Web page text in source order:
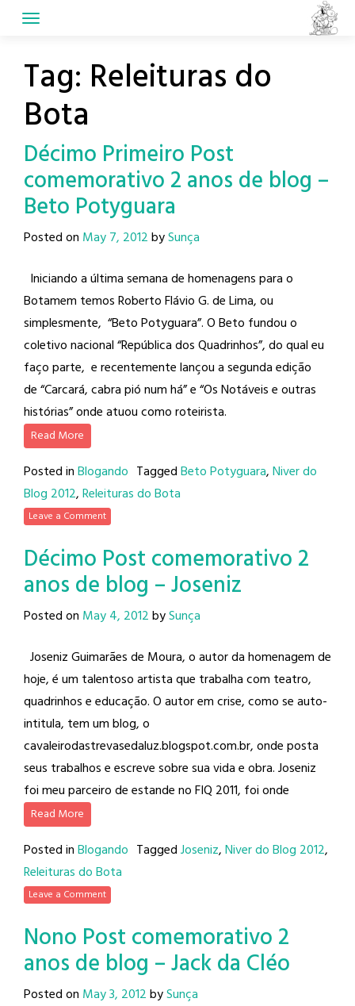
Tag: Releituras do
Bota
Décimo Primeiro Post
comemorativo 2 anos de blog –
Beto Potyguara
Posted on May 7, 2012bySunça
Iniciando a última semana de homenagens para o
Botamem temos Roberto Flávio G. de Lima, ou
simplesmente, “Beto Potyguara”. O Beto fundou o
coletivo nacional “República dos Quadrinhos”, do qual eu
faço parte, e recentemente lançou a segunda edição
de “Carcará, cabra pió num há” e “Os Notáveis e outras
histórias” onde atuou como roteirista.
Read More
Posted inBlogando TaggedBeto Potyguara,Niver do
Blog 2012,Releituras do Bota
Leave a Comment
Décimo Post comemorativo 2
anos de blog – Joseniz
Posted on May 4, 2012bySunça
Joseniz Guimarães de Moura, o autor da homenagem de
hoje, é um talentoso artista que trabalha com teatro,
quadrinhos e educação. O autor em crise, como se auto-
intitula, tem um blog, o
cavaleirodastrevasedaluz.blogspot.com.br, onde posta
seus trabalhos e escreve sobre sua vida e obra. Joseniz
foi meu parceiro de estande no FIQ 2011, foi onde
Read More
Posted inBlogando TaggedJoseniz,Niver do Blog 2012,
Releituras do Bota
Leave a Comment
Nono Post comemorativo 2
anos de blog – Jack da Cléo
Posted on May 3, 2012bySunça